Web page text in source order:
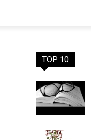
TOP 10